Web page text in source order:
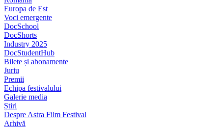
Europa de Est
Voci emergente
DocSchool
DocShorts
Industry 2025
DocStudentHub
Bilete și abonamente
Juriu
Premii
Echipa festivalului
Galerie media
Știri
Despre Astra Film Festival
Arhivă